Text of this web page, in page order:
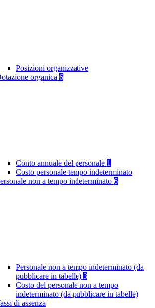
Posizioni organizzative
organica 6
Conto annuale del personale 1
Costo personale tempo indeterminato
non a tempo indeterminato 6
Personale non a tempo indeterminato (da
pubblicare in tabelle) 3
Costo del personale non a tempo
indeterminato (da pubblicare in tabelle)
di assenza